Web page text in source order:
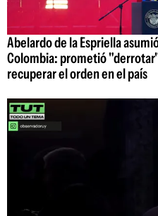
Abelardo de la Espriella
Colombia: prometió
recuperar el orden en el país